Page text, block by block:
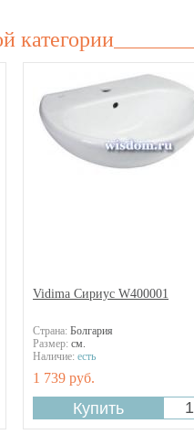
категории
Vidima Сириус W400001
Страна: Болгария
Размер: см.
Наличие: есть
1 739 руб.